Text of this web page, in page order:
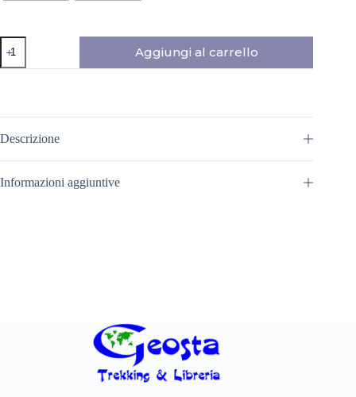
PORTA
VIVANDE
ACCIAIO
STACK
quantità
Aggiungi al carrello
Descrizione
Informazioni aggiuntive